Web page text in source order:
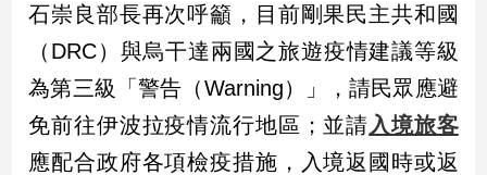
健
親
子/
感
情
藝
石崇良部長再次呼籲，目前剛果民主共和國
（DRC）與烏干達兩國之旅遊疫情建議等級
為第三級「警告（Warning）」，請民眾應避
免前往伊波拉疫情流行地區；並請入境旅客
應配合政府各項檢疫措施，入境返國時或返